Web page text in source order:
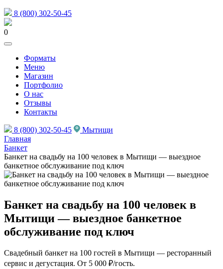
8 (800) 302-50-45
0
Форматы
Меню
Магазин
Портфолио
О нас
Отзывы
Контакты
8 (800) 302-50-45
Мытищи
Главная
Банкет
Банкет на свадьбу на 100 человек в Мытищи — выездное
банкетное обслуживание под ключ
Банкет на свадьбу на 100 человек в
Мытищи — выездное банкетное
обслуживание под ключ
Свадебный банкет на 100 гостей в Мытищи — ресторанный
сервис и дегустация. От 5 000 ₽/гость.